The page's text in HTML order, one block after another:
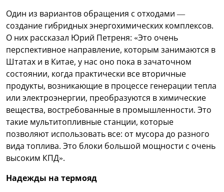
Один из вариантов обращения с отходами —
создание гибридных энергохимических комплексов.
О них рассказал Юрий Петреня: «Это очень
перспективное направление, которым занимаются в
Штатах и в Китае, у нас оно пока в зачаточном
состоянии, когда практически все вторичные
продукты, возникающие в процессе генерации тепла
или электроэнергии, преобразуются в химические
вещества, востребованные в промышленности. Это
такие мультитопливные станции, которые
позволяют использовать все: от мусора до разного
вида топлива. Это блоки большой мощности с очень
высоким КПД».
Надежды на термояд